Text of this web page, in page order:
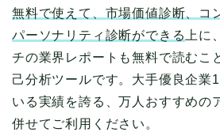
無料で使えて、市場価値診断、コ
パーソナリティ診断ができる上に
チの業界レポートも無料で読むこ
己分析ツールです。大手優良企業
いる実績を誇る、万人おすすめの
併せてご利用ください。